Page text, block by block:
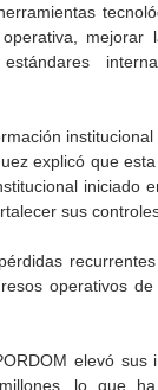
institucional
explicó que
iniciado
sus
operativos
elevó
lo que